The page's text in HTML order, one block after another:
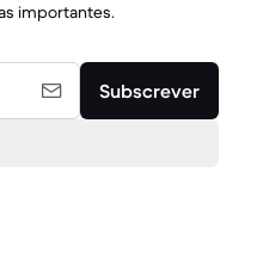
importantes.
Subscrever